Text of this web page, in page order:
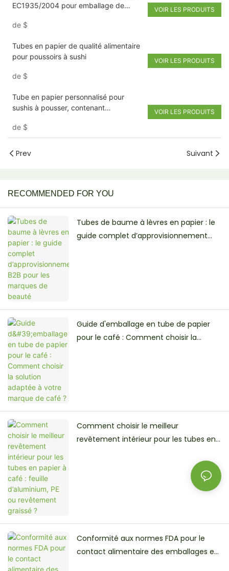
EC1935/2004 pour emballage de
boîte en papier CVLindrical
de $
VOIR LES PRODUITS
Tubes en papier de qualité alimentaire
pour poussoirs à sushi
de $
VOIR LES PRODUITS
Tube en papier personnalisé pour
sushis à pousser, contenant
snacks sushis
de $
VOIR LES PRODUITS
Prev Suivant
RECOMMENDED FOR YOU
Tubes de baume à lèvres en papier : le
guide complet d’approvisionnement
Guide d'emballage en tube de papier
pour le café : Comment choisir la
Comment choisir le meilleur
revêtement intérieur pour les tubes en
Conformité aux normes FDA pour le
contact alimentaire des emballages en